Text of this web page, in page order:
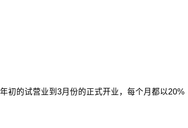
初的试营业到3月份的正式开业，每个月都以20%